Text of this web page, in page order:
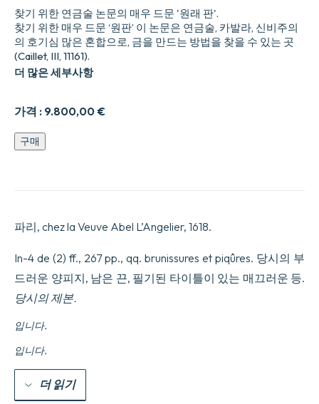
가격 : 9.800,00 €
찾기 위한 연금술 논문의 매우 드문 '원래 판'.
찾기 위한 매우 드문 ‘원판’ 이 논문은 연금술, 카발라, 신비주의
의 호기심 많은 혼합으로, 금을 만드는 방법을 찾을 수 있는 곳
(Caillet, III, 11161).
더 많은 세부사항
Traicte9
du
et
Opuscule06060606
수
량
구매
파리, chez la Veuve Abel L’Angelier, 1618.
In-4 de (2) ff., 267 pp., qq. brunissures et piqûres. 당시의 부
드러운 양피지, 남은 끈, 필기된 타이틀이 있는 매끄러운 등.
당시의 제본.
입니다.
입니다.
더 읽기